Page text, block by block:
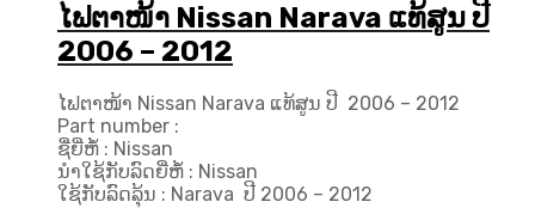
ໄຟຕາໜ້າ Nissan Narava ແທ້ສູນ ປີ
2006 – 2012
ໄຟຕາໜ້າ Nissan Narava ແທ້ສູນ ປີ ​ 2006 – 2012
Part number :
ຊື່ຍີ່ຫໍ້ : Nissan
ນຳໃຊ້ກັບລົດຍີ່ຫໍ້ : Nissan
ໃຊ້ກັບລົດລຸ້ນ : Narava ປີ ​2006 – 2012